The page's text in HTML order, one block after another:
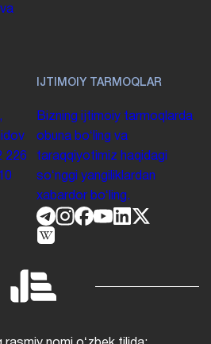
226
IJTIMOIY TARMOQLAR
Bizning ijtimoiy tarmoqlarda
obuna boʻling va
taraqqiyotimiz haqidagi
soʻnggi yangiliklardan
xabardor boʻling.